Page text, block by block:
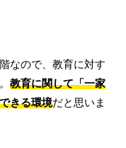
なので、教育に対す
教育に関して「一家
きる環境だと思いま